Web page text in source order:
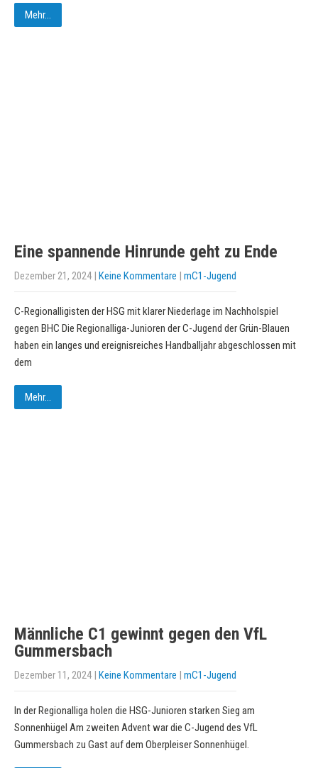
Mehr...
Eine spannende Hinrunde geht zu Ende
Dezember 21, 2024| Keine Kommentare | mC1-Jugend
C-Regionalligisten der HSG mit klarer Niederlage im Nachholspiel
gegen BHC Die Regionalliga-Junioren der C-Jugend der Grün-Blauen
haben ein langes und ereignisreiches Handballjahr abgeschlossen mit
dem
Mehr...
Männliche C1 gewinnt gegen den VfL
Gummersbach
Dezember 11, 2024| Keine Kommentare | mC1-Jugend
In der Regionalliga holen die HSG-Junioren starken Sieg am
Sonnenhügel Am zweiten Advent war die C-Jugend des VfL
Gummersbach zu Gast auf dem Oberpleiser Sonnenhügel.